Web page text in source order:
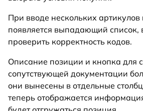
При вводе нескольких артикулов
появляется выпадающий список,
проверить корректность кодов.
Описание позиции и кнопка для
сопутствующей документации
они вынесены в отдельные
теперь отображается